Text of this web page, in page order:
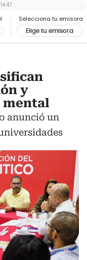
Selecciona tu emisora
Elige tu emisora
14:47
y
mental
anunció un